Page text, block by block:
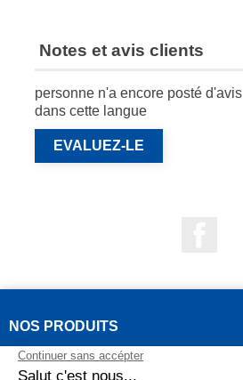
Notes et avis clients
personne n'a encore posté d'avis
dans cette langue
EVALUEZ-LE
NOS PRODUITS
NOTRE SOCIÉTÉ